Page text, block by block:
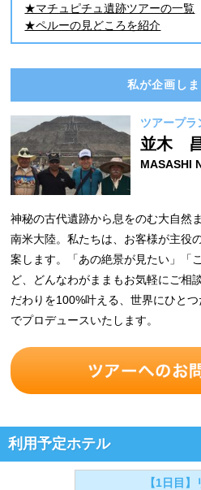
★マチュピチュ遺跡ツアーの一覧
★ペルーの見どころを紹介
私が企画しま
ツアープラ
並木
MASASHI
神秘の古代遺跡から息をのむ大自然
南米大陸。私たちは、お客様が主役
案します。「あの絶景が見たい」「
ど、どんなわがままもお気軽にご相
だわりを100%叶える、世界にひと
でプロデュースいたします。
利用予定ホテル
【1日目】